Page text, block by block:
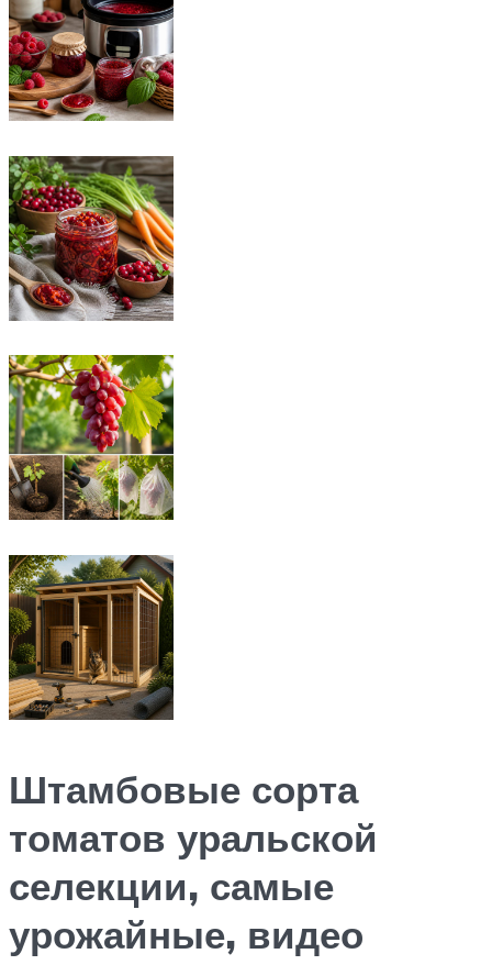
Штамбовые сорта
томатов уральской
селекции, самые
урожайные, видео